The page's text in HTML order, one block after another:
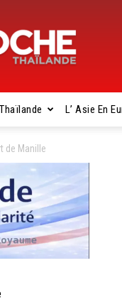
L’ Asie En
de Manille